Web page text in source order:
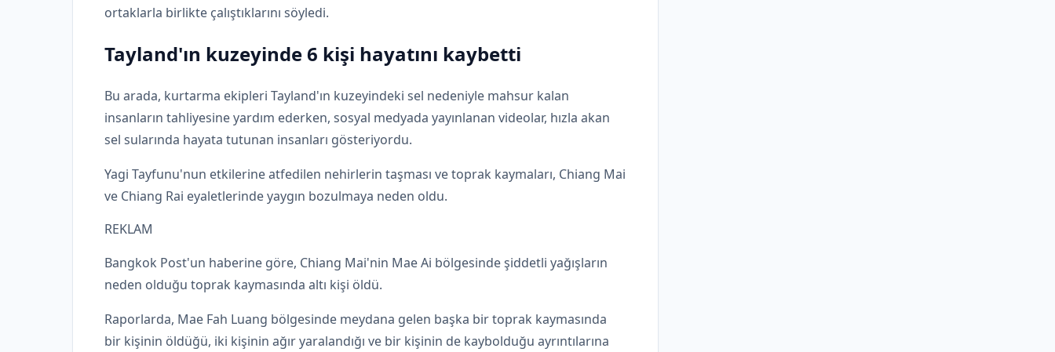
ortaklarla birlikte çalıştıklarını söyledi.
Tayland'ın kuzeyinde 6 kişi hayatını kaybetti
Bu arada, kurtarma ekipleri Tayland'ın kuzeyindeki sel nedeniyle mahsur kalan
insanların tahliyesine yardım ederken, sosyal medyada yayınlanan videolar, hızla akan
sel sularında hayata tutunan insanları gösteriyordu.
Yagi Tayfunu'nun etkilerine atfedilen nehirlerin taşması ve toprak kaymaları, Chiang Mai
ve Chiang Rai eyaletlerinde yaygın bozulmaya neden oldu.
REKLAM
Bangkok Post'un haberine göre, Chiang Mai'nin Mae Ai bölgesinde şiddetli yağışların
neden olduğu toprak kaymasında altı kişi öldü.
Raporlarda, Mae Fah Luang bölgesinde meydana gelen başka bir toprak kaymasında
bir kişinin öldüğü, iki kişinin ağır yaralandığı ve bir kişinin de kaybolduğu ayrıntılarına